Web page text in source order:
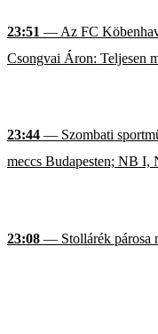
23:51 — Az FC
Csongvai Áron: Teljesen
23:44 — Szombati
meccs Budapesten; NB
23:08 — Stollárék párosa